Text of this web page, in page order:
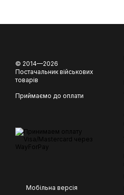
© 2014—2026
Постачальник військових
товарів
Приймаємо до оплати
Мобільна версія